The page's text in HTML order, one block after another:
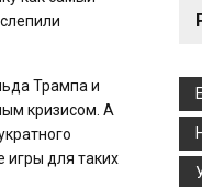
Трампа и
кризисом. А
для таких